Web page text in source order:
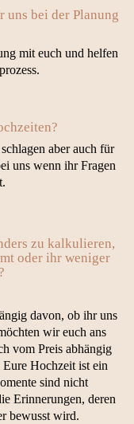
bei der Planung
mit euch und helfen
aber auch für
uns wenn ihr Fragen
zu kalkulieren,
oder ihr weniger
davon, ob ihr uns
wir euch ans
vom Preis abhängig
Hochzeit ist ein
sind nicht
Erinnerungen, deren
bewusst wird.